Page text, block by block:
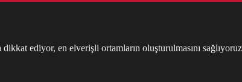
ediyor, en elverişli ortamların oluşturulmasını